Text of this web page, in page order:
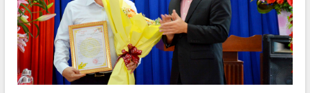
Ngành cá ngừ Đắk Lắk chủ động thích
ứng để giữ vững thị trường xuất khẩu
Diễn đàn Kinh tế tư nhân Việt Nam đột
phá cơ chế - Hợp tác công tư
Đề án 06 tạo bước ngoặt đột phá trong
cải cách hành chính tỉnh Đắk Lắk